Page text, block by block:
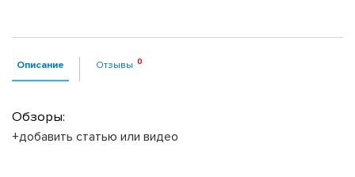
Описание Отзывы
Обзоры:
+добавить статью или видео